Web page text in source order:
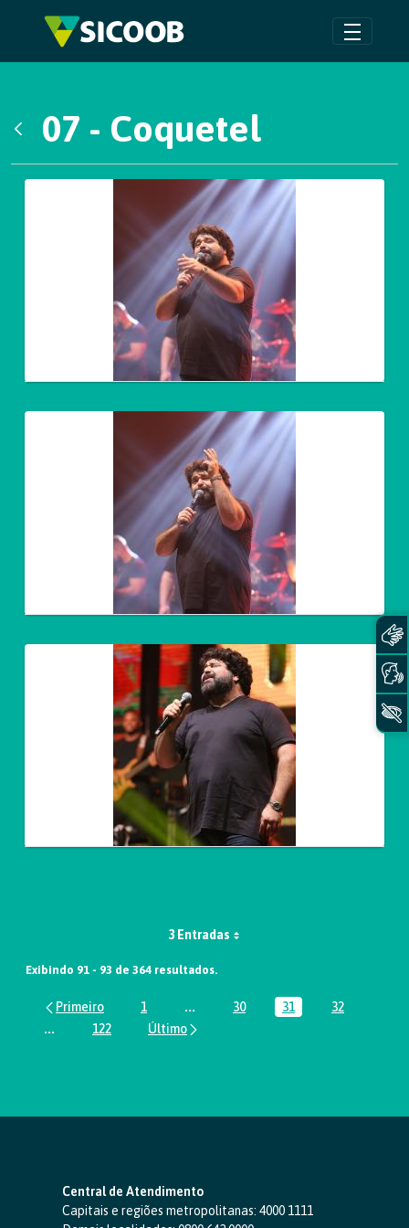
Pular para o Conteúdo principal
07 - Coquetel
3 Entradas
Exibindo 91 - 93 de 364 resultados.
Página
1 ...Páginas intermediárias Usar ABA
Página
30 Página
31 Página
32
...Páginas intermediárias Usar ABA para navegar.
Página
122
Central de Atendimento
Capitais e regiões metropolitanas: 4000 1111